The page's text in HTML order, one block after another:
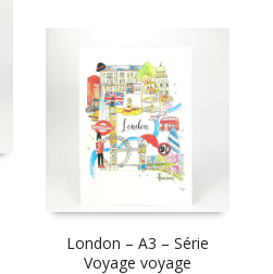
London – A3 – Série
Voyage voyage